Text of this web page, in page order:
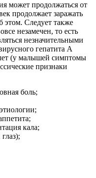
может продолжаться от
продолжает заражать
этом. Следует также
незамечен, то есть
незначительными
гепатита А
лет (у малышей симптомы
признаки
боль;
кала;